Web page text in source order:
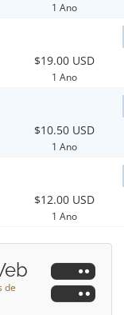
1 Ano
$19.00 USD
1 Ano
$10.50 USD
1 Ano
$12.00 USD
1 Ano
de